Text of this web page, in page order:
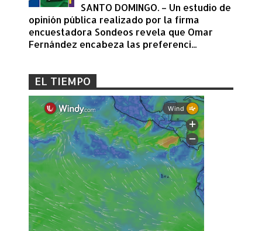
SANTO DOMINGO. – Un estudio de
opinión pública realizado por la firma
encuestadora Sondeos revela que Omar
Fernández encabeza las preferenci...
EL TIEMPO